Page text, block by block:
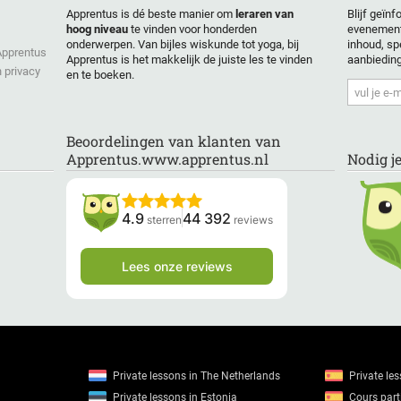
privacy
Apprentus is dé beste manier om leraren van
hoog niveau te vinden voor honderden
onderwerpen. Van bijles wiskunde tot yoga, bij
Apprentus is het makkelijk de juiste les te vinden
en te boeken.
Blijf
inhoud,
Beoordelingen van klanten van
Apprentus.www.apprentus.nl
4.9 sterren 44 392 reviews
Lees onze reviews
Nodig
Private lessons in The Netherlands
Private lessons in Estonia
Private
Cours